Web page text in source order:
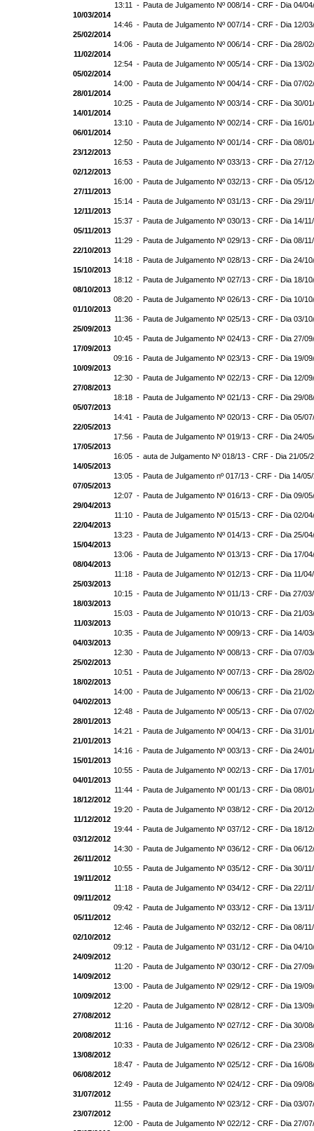
13:11 - Pauta de Julgamento Nº 008/14 - CRF - Dia 04/
10/03/2014
14:46 - Pauta de Julgamento Nº 007/14 - CRF - Dia 12/
25/02/2014
14:06 - Pauta de Julgamento Nº 006/14 - CRF - Dia 28/
11/02/2014
12:54 - Pauta de Julgamento Nº 005/14 - CRF - Dia 13/
05/02/2014
14:00 - Pauta de Julgamento Nº 004/14 - CRF - Dia 07/
28/01/2014
10:25 - Pauta de Julgamento Nº 003/14 - CRF - Dia 30/
14/01/2014
13:10 - Pauta de Julgamento Nº 002/14 - CRF - Dia 16/
06/01/2014
12:50 - Pauta de Julgamento Nº 001/14 - CRF - Dia 08/
23/12/2013
16:53 - Pauta de Julgamento Nº 033/13 - CRF - Dia 27/
02/12/2013
16:00 - Pauta de Julgamento Nº 032/13 - CRF - Dia 05/
27/11/2013
15:14 - Pauta de Julgamento Nº 031/13 - CRF - Dia 29/
12/11/2013
15:37 - Pauta de Julgamento Nº 030/13 - CRF - Dia 14/
05/11/2013
11:29 - Pauta de Julgamento Nº 029/13 - CRF - Dia 08/
22/10/2013
14:18 - Pauta de Julgamento Nº 028/13 - CRF - Dia 24/
15/10/2013
18:12 - Pauta de Julgamento Nº 027/13 - CRF - Dia 18/
08/10/2013
08:20 - Pauta de Julgamento Nº 026/13 - CRF - Dia 10/
01/10/2013
11:36 - Pauta de Julgamento Nº 025/13 - CRF - Dia 03/
25/09/2013
10:45 - Pauta de Julgamento Nº 024/13 - CRF - Dia 27/
17/09/2013
09:16 - Pauta de Julgamento Nº 023/13 - CRF - Dia 19/
10/09/2013
12:30 - Pauta de Julgamento Nº 022/13 - CRF - Dia 12/
27/08/2013
18:18 - Pauta de Julgamento Nº 021/13 - CRF - Dia 29/
05/07/2013
14:41 - Pauta de Julgamento Nº 020/13 - CRF - Dia 05/
22/05/2013
17:56 - Pauta de Julgamento Nº 019/13 - CRF - Dia 24/
17/05/2013
16:05 - auta de Julgamento Nº 018/13 - CRF - Dia 21/05/
14/05/2013
13:05 - Pauta de Julgamento nº 017/13 - CRF - Dia 14/
07/05/2013
12:07 - Pauta de Julgamento Nº 016/13 - CRF - Dia 09/
29/04/2013
11:10 - Pauta de Julgamento Nº 015/13 - CRF - Dia 02/
22/04/2013
13:23 - Pauta de Julgamento Nº 014/13 - CRF - Dia 25/
15/04/2013
13:06 - Pauta de Julgamento Nº 013/13 - CRF - Dia 17/
08/04/2013
11:18 - Pauta de Julgamento Nº 012/13 - CRF - Dia 11/
25/03/2013
10:15 - Pauta de Julgamento Nº 011/13 - CRF - Dia 27/
18/03/2013
15:03 - Pauta de Julgamento Nº 010/13 - CRF - Dia 21/
11/03/2013
10:35 - Pauta de Julgamento Nº 009/13 - CRF - Dia 14/
04/03/2013
12:30 - Pauta de Julgamento Nº 008/13 - CRF - Dia 07/
25/02/2013
10:51 - Pauta de Julgamento Nº 007/13 - CRF - Dia 28/
18/02/2013
14:00 - Pauta de Julgamento Nº 006/13 - CRF - Dia 21/
04/02/2013
12:48 - Pauta de Julgamento Nº 005/13 - CRF - Dia 07/
28/01/2013
14:21 - Pauta de Julgamento Nº 004/13 - CRF - Dia 31/
21/01/2013
14:16 - Pauta de Julgamento Nº 003/13 - CRF - Dia 24/
15/01/2013
10:55 - Pauta de Julgamento Nº 002/13 - CRF - Dia 17/
04/01/2013
11:44 - Pauta de Julgamento Nº 001/13 - CRF - Dia 08/
18/12/2012
19:20 - Pauta de Julgamento Nº 038/12 - CRF - Dia 20/
11/12/2012
19:44 - Pauta de Julgamento Nº 037/12 - CRF - Dia 18/
03/12/2012
14:30 - Pauta de Julgamento Nº 036/12 - CRF - Dia 06/
26/11/2012
10:55 - Pauta de Julgamento Nº 035/12 - CRF - Dia 30/
19/11/2012
11:18 - Pauta de Julgamento Nº 034/12 - CRF - Dia 22/
09/11/2012
09:42 - Pauta de Julgamento Nº 033/12 - CRF - Dia 13/
05/11/2012
12:46 - Pauta de Julgamento Nº 032/12 - CRF - Dia 08/
02/10/2012
09:12 - Pauta de Julgamento Nº 031/12 - CRF - Dia 04/
24/09/2012
11:20 - Pauta de Julgamento Nº 030/12 - CRF - Dia 27/
14/09/2012
13:00 - Pauta de Julgamento Nº 029/12 - CRF - Dia 19/
10/09/2012
12:20 - Pauta de Julgamento Nº 028/12 - CRF - Dia 13/
27/08/2012
11:16 - Pauta de Julgamento Nº 027/12 - CRF - Dia 30/
20/08/2012
10:33 - Pauta de Julgamento Nº 026/12 - CRF - Dia 23/
13/08/2012
18:47 - Pauta de Julgamento Nº 025/12 - CRF - Dia 16/
06/08/2012
12:49 - Pauta de Julgamento Nº 024/12 - CRF - Dia 09/
31/07/2012
11:55 - Pauta de Julgamento Nº 023/12 - CRF - Dia 03/
23/07/2012
12:00 - Pauta de Julgamento Nº 022/12 - CRF - Dia 27/